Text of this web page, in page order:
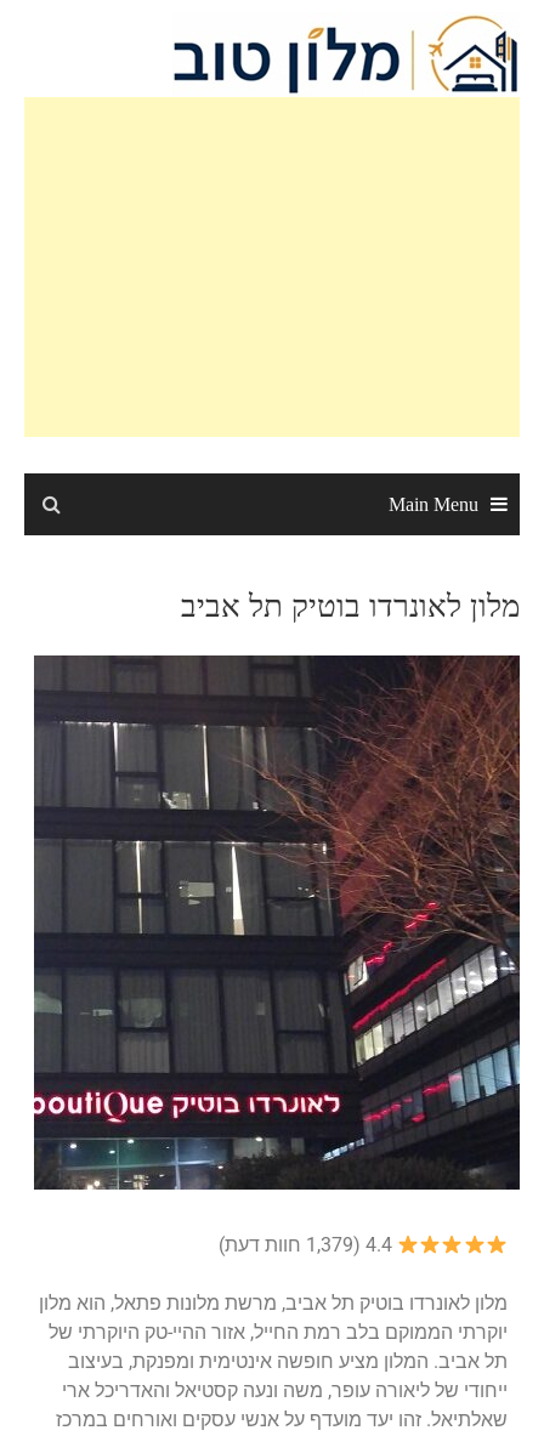
Main Menu
מלון לאונרדו בוטיק תל אביב
4.4 (1,379 חוות דעת)
מלון לאונרדו בוטיק תל אביב, מרשת מלונות פתאל, הוא מלון
יוקרתי הממוקם בלב רמת החייל, אזור ההיי-טק היוקרתי של
תל אביב. המלון מציע חופשה אינטימית ומפנקת, בעיצוב
ייחודי של ליאורה עופר, משה ונעה קסטיאל והאדריכל ארי
שאלתיאל. זהו יעד מועדף על אנשי עסקים ואורחים במרכז